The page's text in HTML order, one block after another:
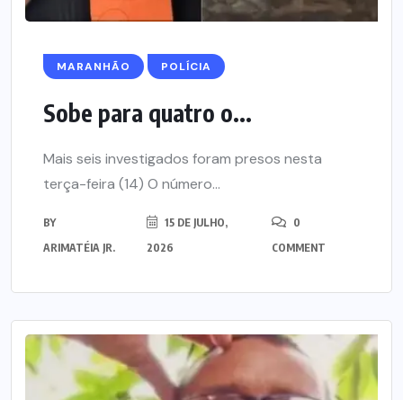
MARANHÃO POLÍCIA
Sobe para quatro o...
Mais seis investigados foram presos nesta
terça-feira (14) O número...
BY
ARIMATÉIA JR.
15 DE JULHO,
2026
0
COMMENT